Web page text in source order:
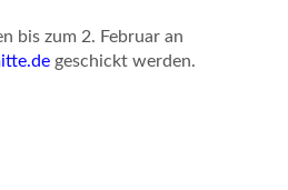
bis zum 2. Februar an
geschickt werden.